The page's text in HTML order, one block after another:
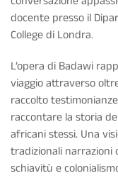
docente presso il
College di Londra.
L’opera di Badawi
viaggio attraverso
raccolto
raccontare la storia
africani stessi. Una
tradizionali narrazioni
schiavitù e